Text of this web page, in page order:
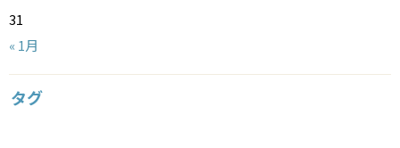
31
« 1月
タグ